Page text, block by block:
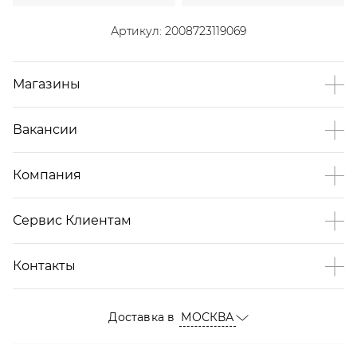
Артикул: 2008723119069
Магазины
Вакансии
Компания
Сервис Клиентам
Контакты
Доставка в МОСКВА